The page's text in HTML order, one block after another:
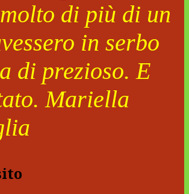
di più di un
in serbo
di prezioso. E
Mariella